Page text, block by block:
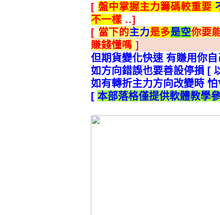
[ 盤中掌握主力籌碼較重要
不一樣 ..]
[ 當下的主力是多是空你要
賺錢懂嗎 ]
但期貨變化快速 有賺用你
如方向錯誤也要善設停損 [
如有轉折主力方向改變時 怕
[ 本部落格僅提供軟體教學